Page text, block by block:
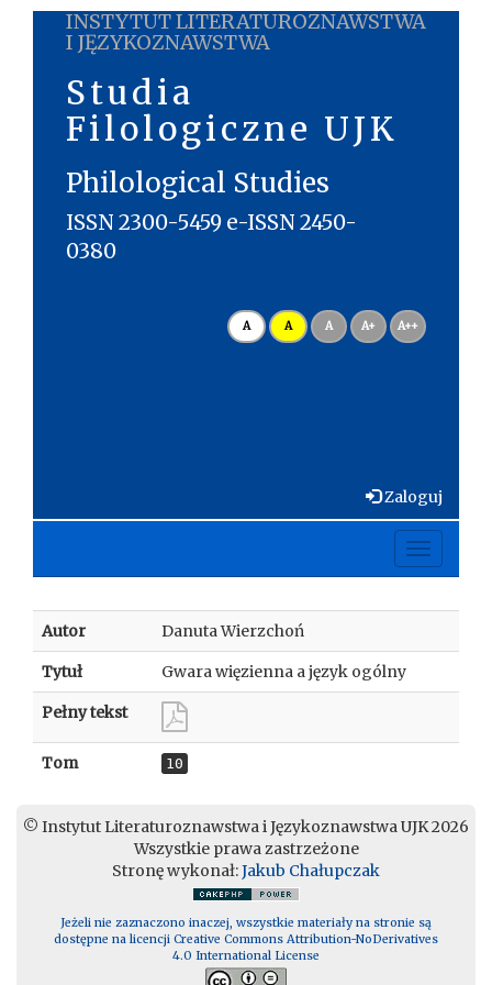
INSTYTUT LITERATUROZNAWSTWA
I JĘZYKOZNAWSTWA
Studia
Filologiczne UJK
Philological Studies
ISSN 2300-5459 e-ISSN 2450-
0380
A A A A+ A++
Zaloguj
Toggle
Autor Danuta Wierzchoń
Tytuł Gwara więzienna a język ogólny
Pełny tekst
Tom 10
© Instytut Literaturoznawstwa i Językoznawstwa UJK 2026
Wszystkie prawa zastrzeżone
Stronę wykonał:Jakub Chałupczak
Jeżeli nie zaznaczono inaczej, wszystkie materiały na stronie są
dostępne na licencji Creative Commons Attribution-NoDerivatives
4.0 International License